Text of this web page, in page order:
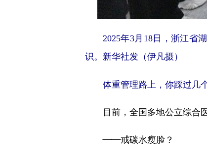
2025年3月18日，浙江省湖
识。新华社发（伊凡摄）
体重管理路上，你踩过几
目前，全国多地公立综合医
——戒碳水瘦脸？